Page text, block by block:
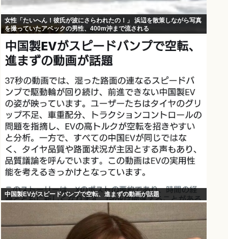
女性「たいへん！彼氏が波にさらわれたの！」 浜辺を散策しながら写真
を撮っていたアベックの男性、400m沖まで流される
中国製EVがスピードバンプで空転、進まずの動画が話題